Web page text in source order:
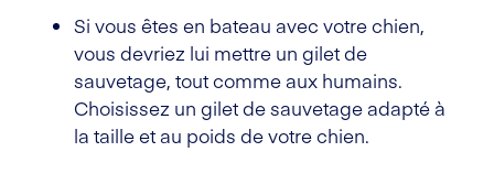
Si vous êtes en bateau avec votre chien,
vous devriez lui mettre un gilet de
sauvetage, tout comme aux humains.
Choisissez un gilet de sauvetage adapté à
la taille et au poids de votre chien.